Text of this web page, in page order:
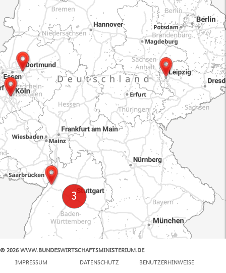
© 2026 WWW.BUNDESWIRTSCHAFTSMINISTERIUM.DE
IMPRESSUM
DATENSCHUTZ BENUTZERHINWEISE